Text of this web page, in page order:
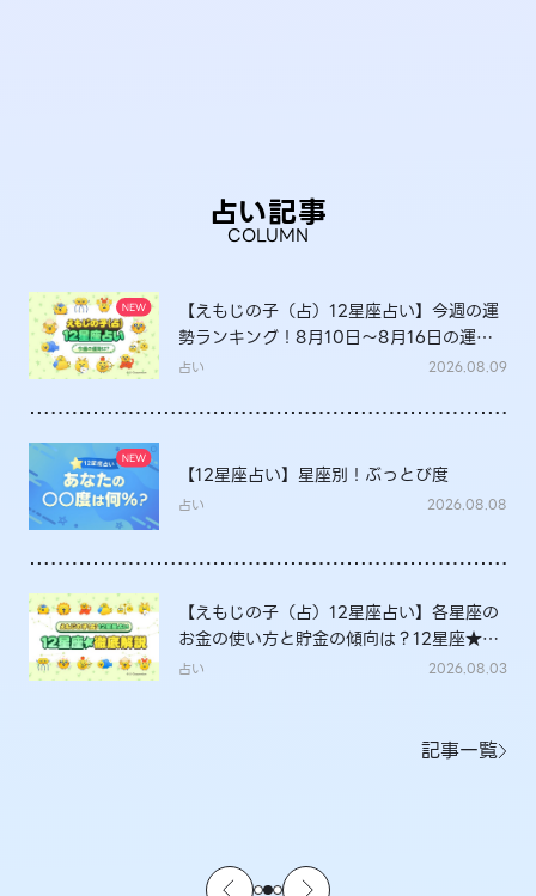
占い記事
COLUMN
【えもじの子（占）12星座占い】今週の運
勢ランキング！8月10日～8月16日の運勢
は？
占い 2026.08.09
【12星座占い】星座別！ぶっとび度
占い 2026.08.08
【えもじの子（占）12星座占い】各星座の
お金の使い方と貯金の傾向は？12星座★徹
底解説
占い 2026.08.03
記事一覧